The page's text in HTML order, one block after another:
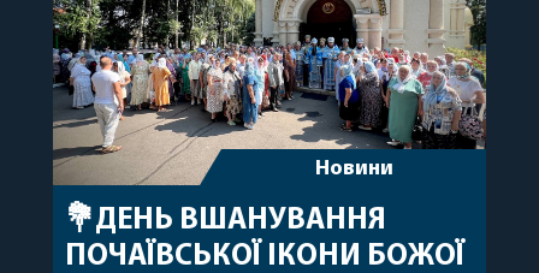
Новини
💐ДЕНЬ ВШАНУВАННЯ
ПОЧАЇВСЬКОЇ ІКОНИ БОЖОЇ